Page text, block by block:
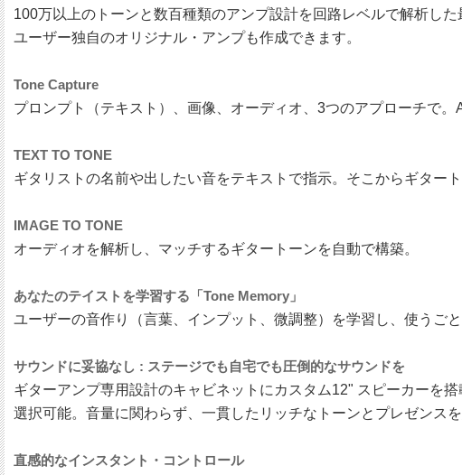
100万以上のトーンと数百種類のアンプ設計を回路レベルで解析し
ユーザー独自のオリジナル・アンプも作成できます。
Tone Capture
プロンプト（テキスト）、画像、オーディオ、3つのアプローチで
TEXT TO TONE
ギタリストの名前や出したい音をテキストで指示。そこからギター
IMAGE TO TONE
オーディオを解析し、マッチするギタートーンを自動で構築。
あなたのテイストを学習する「Tone Memory」
ユーザーの音作り（言葉、インプット、微調整）を学習し、使うご
サウンドに妥協なし : ステージでも自宅でも圧倒的なサウンドを
ギターアンプ専用設計のキャビネットにカスタム12" スピーカーを
選択可能。音量に関わらず、一貫したリッチなトーンとプレゼンス
直感的なインスタント・コントロール